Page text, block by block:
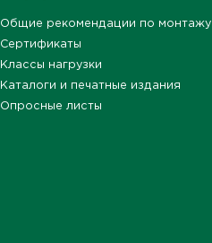
Общие рекомендации по монтажу
Сертификаты
Классы нагрузки
Каталоги и печатные издания
Опросные листы